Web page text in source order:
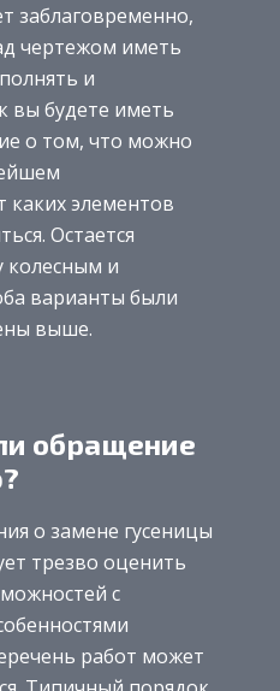
заблаговременно,
чертежом иметь
и
вы будете иметь
о том, что можно
каких элементов
Остается
колесным и
варианты были
выше.
обращение
о замене гусеницы
трезво оценить
с
работ может